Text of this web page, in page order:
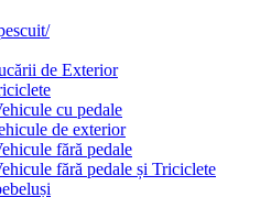
de Exterior
cu pedale
de exterior
fără pedale
fără pedale și Triciclete